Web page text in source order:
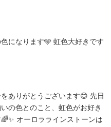
になります🩵 虹色大好きです
ありがとうございます😊 先日
の色とのこと、虹色がお好き
オーロララインストーンは